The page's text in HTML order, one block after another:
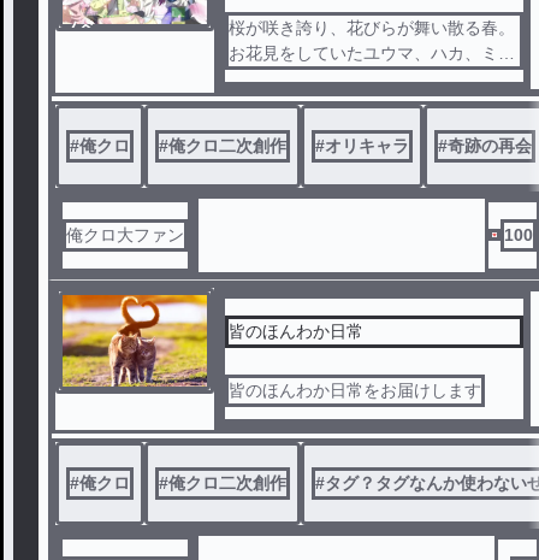
ノベ
桜が咲き誇り、花びらが舞い散る春。
お花見をしていたユウマ、ハカ、ミレ
イ、オッキーの４人は満開の桜の木の
下で桜愛と初めて出会ったあの日のこ
とを思い出していた。リンネ、エアと
の戦闘で桜愛という大切な仲間を失っ
たことで自責の念に襲われ続ける日々
。しかし、ユウマ達は思わぬところで
桜愛と再会することになる。しかし、
本人はその記憶が無いようで...処女作“
あなたに出会えた奇跡”のその後を紡
#俺クロ #俺クロ二次創作 #オリキャラ #奇跡の再会
俺クロ大ファン 100
皆のほんわか日常
皆のほんわか日常をお届けします
#俺クロ #俺クロ二次創作 #タグ？タグなんか使わない